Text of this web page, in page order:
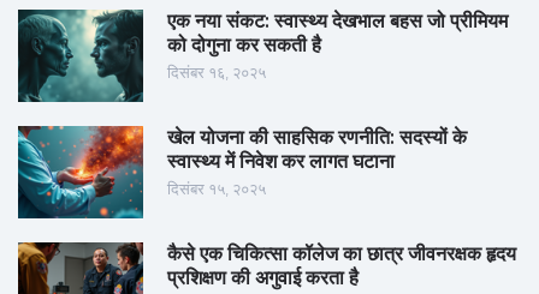
एक नया संकट: स्वास्थ्य देखभाल बहस जो प्रीमियम
को दोगुना कर सकती है
दिसंबर १६, २०२५
खेल योजना की साहसिक रणनीति: सदस्यों के
स्वास्थ्य में निवेश कर लागत घटाना
दिसंबर १५, २०२५
कैसे एक चिकित्सा कॉलेज का छात्र जीवनरक्षक हृदय
प्रशिक्षण की अगुवाई करता है